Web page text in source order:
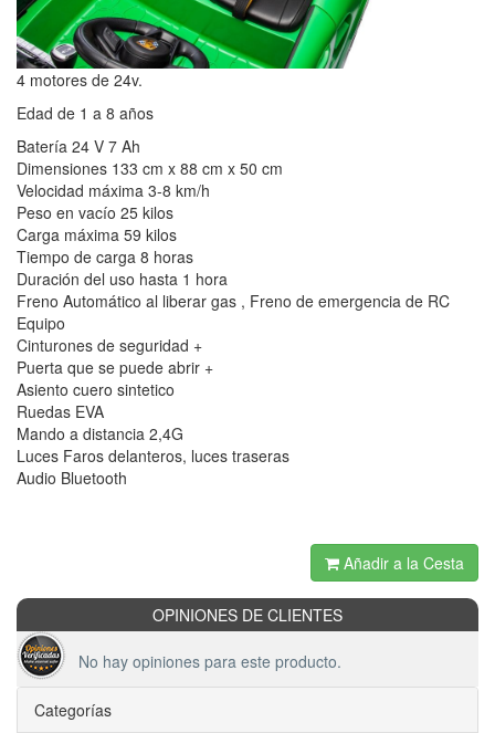
4 motores de 24v.
Edad de 1 a 8 años
Batería 24 V 7 Ah
Dimensiones 133 cm x 88 cm x 50 cm
Velocidad máxima 3-8 km/h
Peso en vacío 25 kilos
Carga máxima 59 kilos
Tiempo de carga 8 horas
Duración del uso hasta 1 hora
Freno Automático al liberar gas , Freno de emergencia de RC
Equipo
Cinturones de seguridad +
Puerta que se puede abrir +
Asiento cuero sintetico
Ruedas EVA
Mando a distancia 2,4G
Luces Faros delanteros, luces traseras
Audio Bluetooth
Añadir a la Cesta
OPINIONES DE CLIENTES
No hay opiniones para este producto.
Categorías